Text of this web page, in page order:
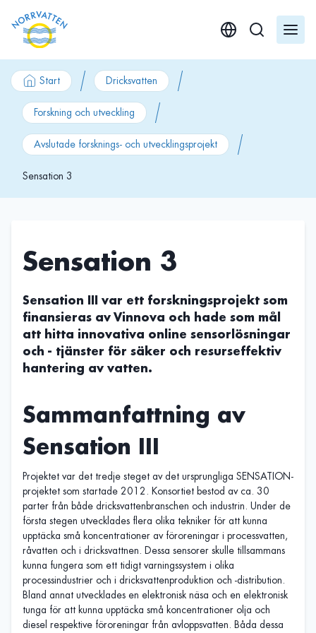
Start Dricksvatten
Forskning och utveckling
Avslutade forsknings- och utvecklingsprojekt
Sensation 3
Sensation 3
Sensation III var ett forskningsprojekt som
finansieras av Vinnova och hade som mål
att hitta innovativa online sensorlösningar
och - tjänster för säker och resurseffektiv
hantering av vatten.
Sammanfattning av
Sensation III
Projektet var det tredje steget av det ursprungliga SENSATION-
projektet som startade 2012. Konsortiet bestod av ca. 30
parter från både dricksvattenbranschen och industrin. Under de
första stegen utvecklades flera olika tekniker för att kunna
upptäcka små koncentrationer av föroreningar i processvatten,
råvatten och i dricksvattnen. Dessa sensorer skulle tillsammans
kunna fungera som ett tidigt varningssystem i olika
processindustrier och i dricksvattenproduktion och -distribution.
Bland annat utvecklades en elektronisk näsa och en elektronisk
tunga för att kunna upptäcka små koncentrationer olja och
diesel respektive föroreningar från avloppsvatten. Båda dessa